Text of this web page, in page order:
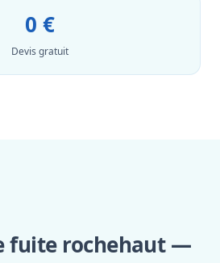
0 €
Devis gratuit
fuite rochehaut —